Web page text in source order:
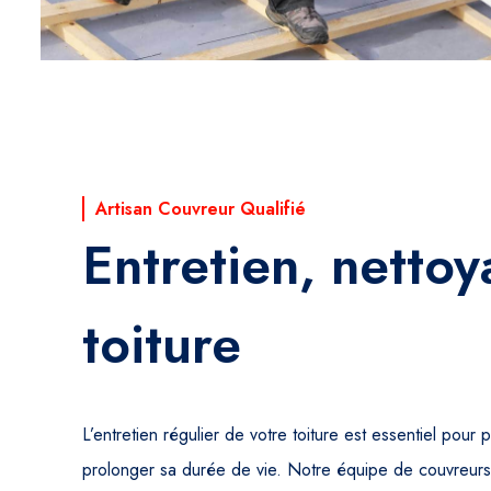
Artisan Couvreur Qualifié
Entretien,
toiture
L’entretien régulier de votre toiture est essentiel pour
prolonger sa durée de vie. Notre équipe de